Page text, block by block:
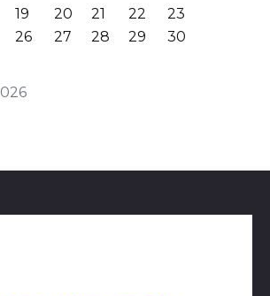
19 20 21 22
23
26 27 28 29
30